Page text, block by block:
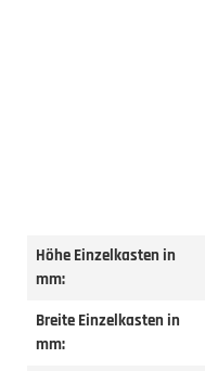
Höhe Einzelkasten in
mm:
Breite Einzelkasten in
mm: